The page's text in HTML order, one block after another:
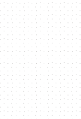
漫
二
次
元